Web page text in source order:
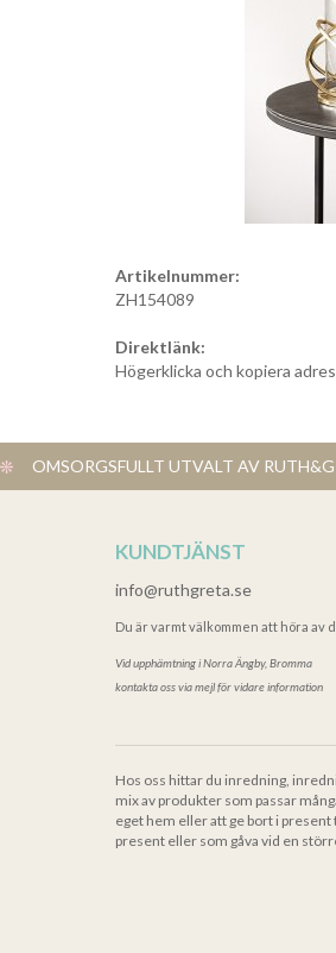
Artikelnummer:
ZH154089
Direktlänk:
Högerklicka och kopiera
OMSORGSFULLT UTVALT AV
KUNDTJÄNST
info@ruthgreta.se
Du är varmt välkommen att höra av
Vid upphämtning iNorra Ängby, Bromma
kontakta oss via mejl för vidare information
Hos oss hittar du inredning,
mix av produkter som passar
eget hem eller att ge bort i
present eller som gåva vid en